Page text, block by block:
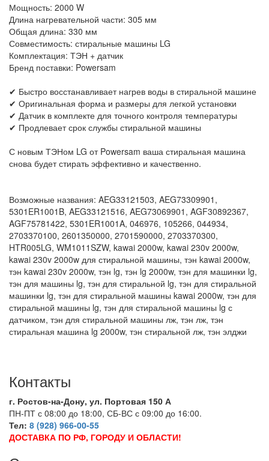
Мощность: 2000 W
Длина нагревательной части: 305 мм
Общая длина: 330 мм
Совместимость: стиральные машины LG
Комплектация: ТЭН + датчик
Бренд поставки: Powersam
✔ Быстро восстанавливает нагрев воды в стиральной машине
✔ Оригинальная форма и размеры для легкой установки
✔ Датчик в комплекте для точного контроля температуры
✔ Продлевает срок службы стиральной машины
С новым ТЭНом LG от Powersam ваша стиральная машина
снова будет стирать эффективно и качественно.
Возможные названия: AEG33121503, AEG73309901,
5301ER1001B, AEG33121516, AEG73069901, AGF30892367,
AGF75781422, 5301ER1001A, 046976, 105266, 044934,
2703370100, 2601350000, 2701590000, 2703370300,
HTR005LG, WM1011SZW, kawai 2000w, kawai 230v 2000w,
kawai 230v 2000w для стиральной машины, тэн kawai 2000w,
тэн kawai 230v 2000w, тэн lg, тэн lg 2000w, тэн для машинки lg,
тэн для машины lg, тэн для стиральной lg, тэн для стиральной
машинки lg, тэн для стиральной машины kawai 2000w, тэн для
стиральной машины lg, тэн для стиральной машины lg с
датчиком, тэн для стиральной машины лж, тэн лж, тэн
стиральная машина lg 2000w, тэн стиральной лж, тэн элджи
Контакты
г. Ростов-на-Дону, ул. Портовая 150 А
ПН-ПТ с 08:00 до 18:00, СБ-ВС с 09:00 до 16:00.
Тел: 8 (928) 966-00-55
ДОСТАВКА ПО РФ, ГОРОДУ И ОБЛАСТИ!